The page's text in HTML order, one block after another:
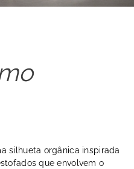
silhueta orgânica inspirada
que envolvem o